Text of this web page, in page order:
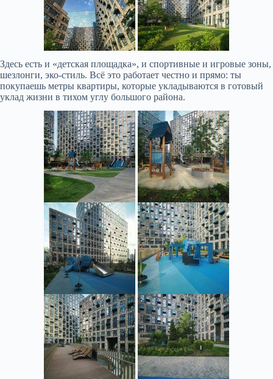
Здесь есть и «детская площадка», и спортивные и игровые зоны,
шезлонги, эко-стиль. Всё это работает честно и прямо: ты
покупаешь метры квартиры, которые укладываются в готовый
уклад жизни в тихом углу большого района.